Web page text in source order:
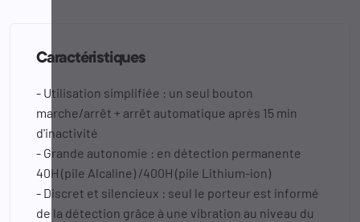
Caractéristiques
- Utilisation simplifiée : un seul bouton
marche/arrêt + arrêt automatique après 15 min
d'inactivité
- Grande autonomie : en détection permanente
40H (pile Alcaline) /400H (pile Lithium-ion)
- Discret et silencieux : seul le porteur est informé
de la détection grâce à une vibration au niveau du